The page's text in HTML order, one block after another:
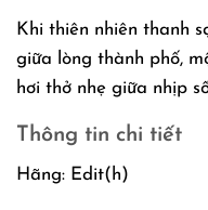
Khi thiên nhiên thanh
giữa lòng thành phố,
hơi thở nhẹ giữa nhịp
Thông tin chi tiết
Hãng: Edit(h)